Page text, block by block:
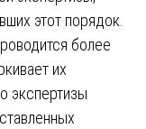
этот порядок.
более
их
экспертизы